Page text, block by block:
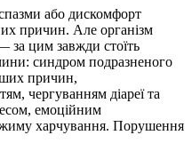
або дискомфорт
причин. Але організм
за цим завжди стоїть
синдром подразненого
причин,
чергуванням діареї та
емоційним
харчування. Порушення